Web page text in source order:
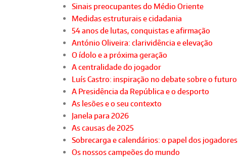
Sinais preocupantes do Médio Oriente
Medidas estruturais e cidadania
54 anos de lutas, conquistas e afirmação
António Oliveira: clarividência e elevação
O ídolo e a próxima geração
A centralidade do jogador
Luís Castro: inspiração no debate sobre o futuro
A Presidência da República e o desporto
As lesões e o seu contexto
Janela para 2026
As causas de 2025
Sobrecarga e calendários: o papel dos jogadores
Os nossos campeões do mundo